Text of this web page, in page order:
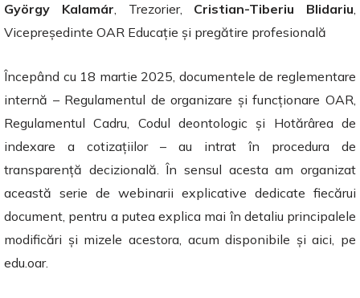
György Kalamár, Trezorier, Cristian-Tiberiu Blidariu,
Vicepreședinte OAR Educație și pregătire profesională
Începând cu 18 martie 2025, documentele de reglementare
internă – Regulamentul de organizare și funcționare OAR,
Regulamentul Cadru, Codul deontologic și Hotărârea de
indexare a cotizațiilor – au intrat în procedura de
transparență decizională. În sensul acesta am organizat
această serie de webinarii explicative dedicate fiecărui
document, pentru a putea explica mai în detaliu principalele
modificări și mizele acestora, acum disponibile și aici, pe
edu.oar.